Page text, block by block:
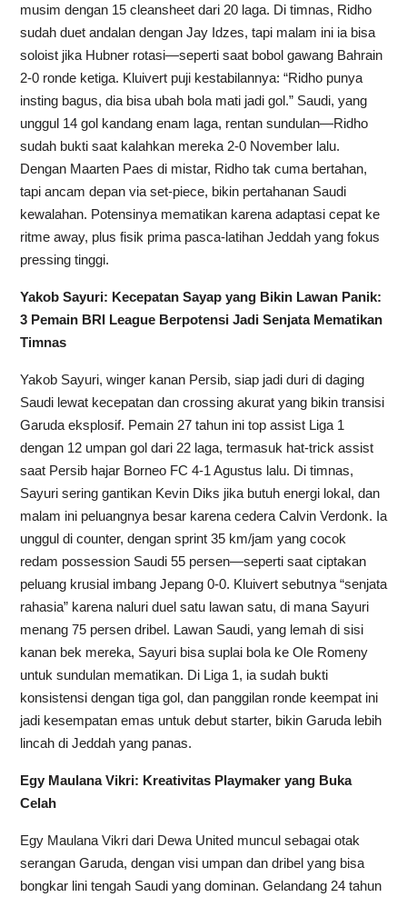
musim dengan 15 cleansheet dari 20 laga. Di timnas, Ridho
sudah duet andalan dengan Jay Idzes, tapi malam ini ia bisa
soloist jika Hubner rotasi—seperti saat bobol gawang Bahrain
2-0 ronde ketiga. Kluivert puji kestabilannya: “Ridho punya
insting bagus, dia bisa ubah bola mati jadi gol.” Saudi, yang
unggul 14 gol kandang enam laga, rentan sundulan—Ridho
sudah bukti saat kalahkan mereka 2-0 November lalu.
Dengan Maarten Paes di mistar, Ridho tak cuma bertahan,
tapi ancam depan via set-piece, bikin pertahanan Saudi
kewalahan. Potensinya mematikan karena adaptasi cepat ke
ritme away, plus fisik prima pasca-latihan Jeddah yang fokus
pressing tinggi.
Yakob Sayuri: Kecepatan Sayap yang Bikin Lawan Panik:
3 Pemain BRI League Berpotensi Jadi Senjata Mematikan
Timnas
Yakob Sayuri, winger kanan Persib, siap jadi duri di daging
Saudi lewat kecepatan dan crossing akurat yang bikin transisi
Garuda eksplosif. Pemain 27 tahun ini top assist Liga 1
dengan 12 umpan gol dari 22 laga, termasuk hat-trick assist
saat Persib hajar Borneo FC 4-1 Agustus lalu. Di timnas,
Sayuri sering gantikan Kevin Diks jika butuh energi lokal, dan
malam ini peluangnya besar karena cedera Calvin Verdonk. Ia
unggul di counter, dengan sprint 35 km/jam yang cocok
redam possession Saudi 55 persen—seperti saat ciptakan
peluang krusial imbang Jepang 0-0. Kluivert sebutnya “senjata
rahasia” karena naluri duel satu lawan satu, di mana Sayuri
menang 75 persen dribel. Lawan Saudi, yang lemah di sisi
kanan bek mereka, Sayuri bisa suplai bola ke Ole Romeny
untuk sundulan mematikan. Di Liga 1, ia sudah bukti
konsistensi dengan tiga gol, dan panggilan ronde keempat ini
jadi kesempatan emas untuk debut starter, bikin Garuda lebih
lincah di Jeddah yang panas.
Egy Maulana Vikri: Kreativitas Playmaker yang Buka
Celah
Egy Maulana Vikri dari Dewa United muncul sebagai otak
serangan Garuda, dengan visi umpan dan dribel yang bisa
bongkar lini tengah Saudi yang dominan. Gelandang 24 tahun